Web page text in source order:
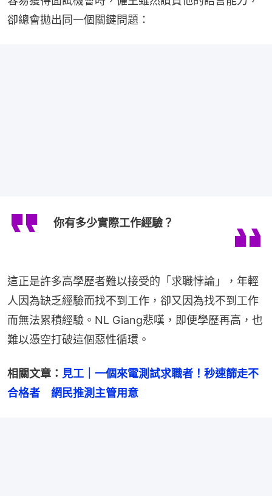
卻總會拋出同一個關鍵問題：
你有多少實際工作經驗？
這正是許多高學歷者難以接受的「求職悖論」，年輕
人因為缺乏經驗而找不到工作，卻又因為找不到工作
而無法累積經驗。NL Giang悲嘆，即便學歷再高，也
難以憑空打破這個惡性循環。
相關文章： 見工｜一個來電測試求職者！秒速篩走不
合格者　網民推測主管用意